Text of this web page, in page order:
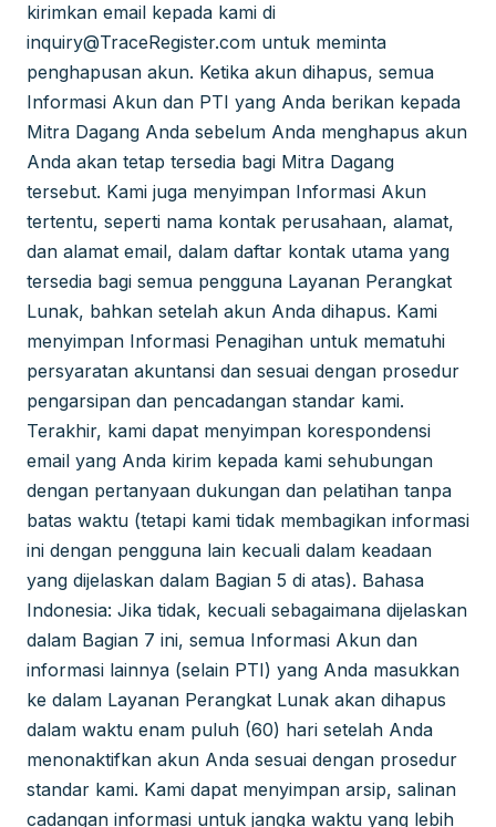
kirimkan email kepada kami di
inquiry@TraceRegister.com untuk meminta
penghapusan akun. Ketika akun dihapus, semua
Informasi Akun dan PTI yang Anda berikan kepada
Mitra Dagang Anda sebelum Anda menghapus akun
Anda akan tetap tersedia bagi Mitra Dagang
tersebut. Kami juga menyimpan Informasi Akun
tertentu, seperti nama kontak perusahaan, alamat,
dan alamat email, dalam daftar kontak utama yang
tersedia bagi semua pengguna Layanan Perangkat
Lunak, bahkan setelah akun Anda dihapus. Kami
menyimpan Informasi Penagihan untuk mematuhi
persyaratan akuntansi dan sesuai dengan prosedur
pengarsipan dan pencadangan standar kami.
Terakhir, kami dapat menyimpan korespondensi
email yang Anda kirim kepada kami sehubungan
dengan pertanyaan dukungan dan pelatihan tanpa
batas waktu (tetapi kami tidak membagikan informasi
ini dengan pengguna lain kecuali dalam keadaan
yang dijelaskan dalam Bagian 5 di atas). Bahasa
Indonesia: Jika tidak, kecuali sebagaimana dijelaskan
dalam Bagian 7 ini, semua Informasi Akun dan
informasi lainnya (selain PTI) yang Anda masukkan
ke dalam Layanan Perangkat Lunak akan dihapus
dalam waktu enam puluh (60) hari setelah Anda
menonaktifkan akun Anda sesuai dengan prosedur
standar kami. Kami dapat menyimpan arsip, salinan
cadangan informasi untuk jangka waktu yang lebih